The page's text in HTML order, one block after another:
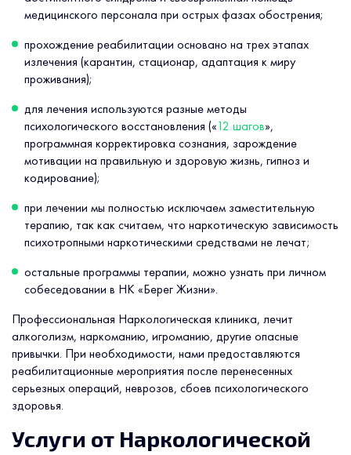
медицинского персонала при острых фазах обострения;
прохождение реабилитации основано на трех этапах
излечения (карантин, стационар, адаптация к миру
проживания);
для лечения используются разные методы
психологического восстановления («12 шагов»,
программная корректировка сознания, зарождение
мотивации на правильную и здоровую жизнь, гипноз и
кодирование);
при лечении мы полностью исключаем заместительную
терапию, так как считаем, что наркотическую зависимость
психотропными наркотическими средствами не лечат;
остальные программы терапии, можно узнать при личном
собеседовании в НК «Берег Жизни».
Профессиональная Наркологическая клиника, лечит
алкоголизм, наркоманию, игроманию, другие опасные
привычки. При необходимости, нами предоставляются
реабилитационные мероприятия после перенесенных
серьезных операций, неврозов, сбоев психологического
здоровья.
Услуги от Наркологической